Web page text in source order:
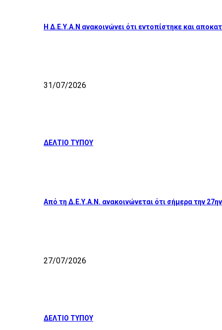
Η Δ.Ε.Υ.Α.Ν ανακοινώνει ότι εντοπίστηκε και
31/07/2026
ΔΕΛΤΙΟ ΤΥΠΟΥ
Από τη Δ.Ε.Υ.Α.Ν. ανακοινώνεται ότι σήμερα την
27/07/2026
ΔΕΛΤΙΟ ΤΥΠΟΥ